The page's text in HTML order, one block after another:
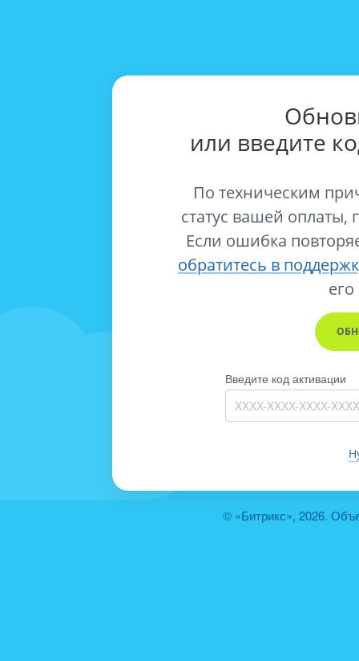
© «Битрикс», 2026.
или введите
По техническим
статус вашей оплаты,
Если ошибка
обратитесь в
его
Введите код активации